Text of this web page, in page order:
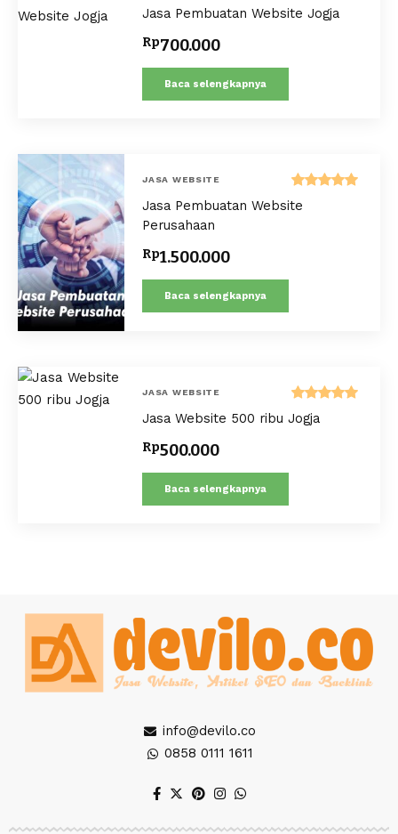
Dinilai
5.00dari 5
Jasa Pembuatan Website Jogja
Rp700.000
Baca selengkapnya
JASA WEBSITE
Dinilai
Jasa Pembuatan Website
Perusahaan
Rp1.500.000
Baca selengkapnya
JASA WEBSITE
Dinilai
5.00
Jasa Website 500 ribu Jogja
Rp500.000
Baca selengkapnya
info@devilo.co
0858 0111 1611